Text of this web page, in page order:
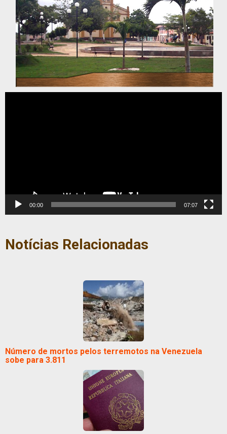
00:00 07:07
Notícias Relacionadas
Número de mortos pelos terremotos na Venezuela
sobe para 3.811